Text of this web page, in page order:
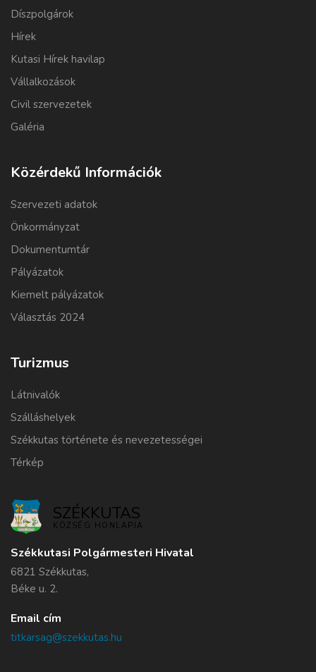
Díszpolgárok
Hírek
Kutasi Hírek havilap
Vállalkozások
Civil szervezetek
Galéria
Közérdekű Információk
Szervezeti adatok
Önkormányzat
Dokumentumtár
Pályázatok
Kiemelt pályázatok
Választás 2024
Turizmus
Látnivalók
Szálláshelyek
Székkutas története és nevezetességei
Térkép
SZÉKKUTAS
KÖZSÉG HONLAPJA
Székkutasi Polgármesteri Hivatal
6821 Székkutas,
Béke u. 2.
Email cím
titkarsag@szekkutas.hu